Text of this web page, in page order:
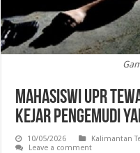
Mahasiswi UPR
Kejar Pengemudi
10/05/2026 Kalimantan
Leave a comment